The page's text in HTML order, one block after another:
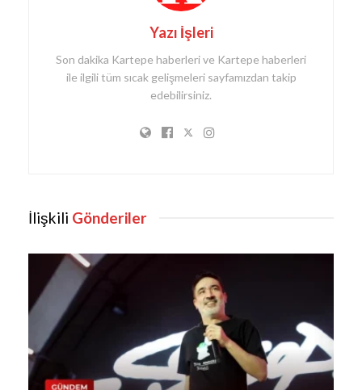
Yazı İşleri
Son dakika Kartepe haberleri ve Kartepe haberleri
ile ilgili tüm sıcak gelişmeleri sayfamızdan takip
edebilirsiniz.
İlişkili Gönderiler